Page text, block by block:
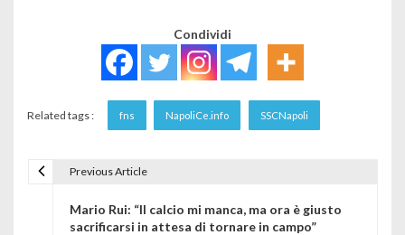
Condividi
Related tags : fns NapoliCe.info SSCNapoli
Previous Article
Mario Rui: “Il calcio mi manca, ma ora è giusto
sacrificarsi in attesa di tornare in campo”